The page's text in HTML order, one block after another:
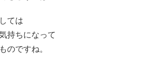
ては
持ちになって
のですね。